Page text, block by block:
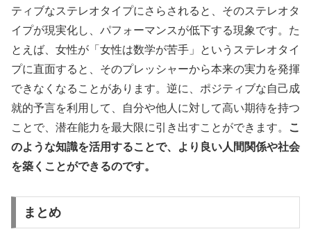
ティブなステレオタイプにさらされると、そのステレオタ
イプが現実化し、パフォーマンスが低下する現象です。た
とえば、女性が「女性は数学が苦手」というステレオタイ
プに直面すると、そのプレッシャーから本来の実力を発揮
できなくなることがあります。逆に、ポジティブな自己成
就的予言を利用して、自分や他人に対して高い期待を持つ
ことで、潜在能力を最大限に引き出すことができます。
こ
のような知識を活用することで、より良い人間関係や社会
を築くことができるのです。
まとめ